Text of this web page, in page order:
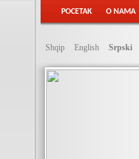
POCETAK O NAMA
Shqip English Srpski